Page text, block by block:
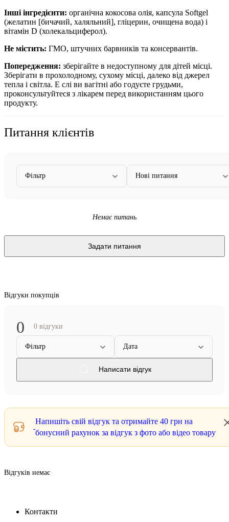
Інші інгредієнти: органічна кокосова олія, капсула Softgel
(желатин [бичачий, халяльний], гліцерин, очищена вода) і
вітамін D (холекальциферол).
Не містить: ГМО, штучних барвників та консервантів.
Попередження: зберігайте в недоступному для дітей місці.
Зберігати в прохолодному, сухому місці, далеко від джерел
тепла і світла. Е слі ви вагітні або годуєте грудьми,
проконсультуйтеся з лікарем перед використанням цього
продукту.
Питання клієнтів
Фільтр Нові питання
Немає питань
Задати питання
Відгуки покупців
0 0 відгуки
Фільтр Дата
Написати відгук
Напишіть свій відгук та отримайте 40 грн на
бонусний рахунок за відгук з фото або відео товару
Відгуків немає
Контакти